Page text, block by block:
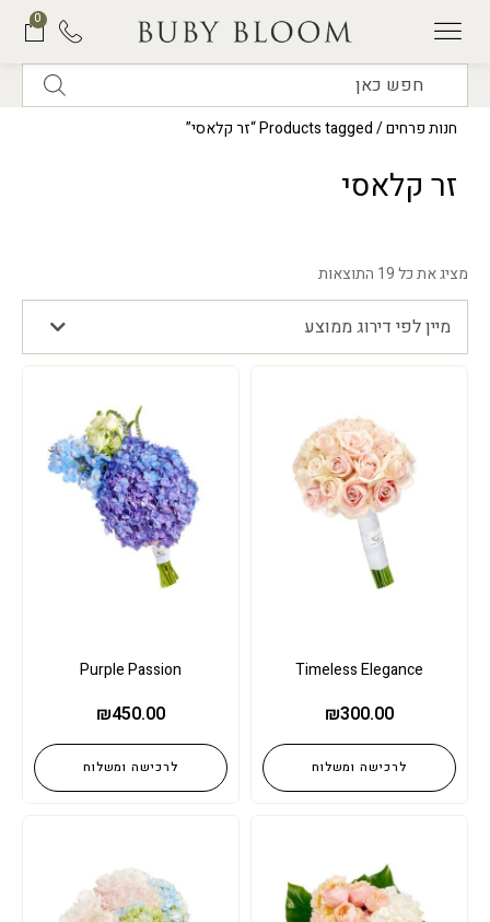
0
חנות פרחים/ Products tagged “זר קלאסי”
זר קלאסי
מציג את כל 19 התוצאות
מיין לפי דירוג ממוצע
Timeless Elegance
₪300.00
לרכישה ומשלוח
Purple Passion
₪450.00
לרכישה ומשלוח